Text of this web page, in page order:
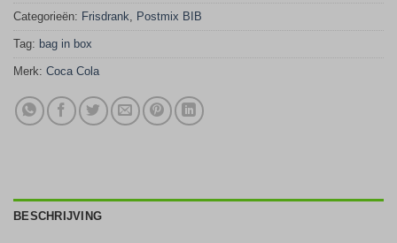
Categorieën: Frisdrank, Postmix BIB
Tag: bag in box
Merk: Coca Cola
BESCHRIJVING